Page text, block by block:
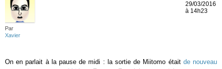
Par
Xavier
29/03/2016
à 14h23
On en parlait à la pause de midi : la sortie de Miitomo était de nouveau